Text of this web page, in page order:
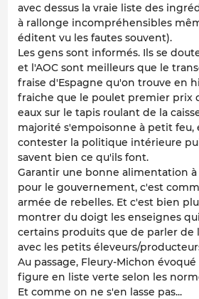
avec dessus la vraie liste des
à rallonge incompréhensibles
éditent vu les fautes souvent).
Les gens sont informés. Ils se
et l'AOC sont meilleurs que le
fraise d'Espagne qu'on trouve en
fraiche que le poulet premier prix
eaux sur le tapis roulant de la
majorité s'empoisonne à petit feu,
contester la politique intérieure
savent bien ce qu'ils font.
Garantir une bonne alimentation
pour le gouvernement, c'est
armée de rebelles. Et c'est bien
montrer du doigt les enseignes
certains produits que de parler de
avec les petits éleveurs/
Au passage, Fleury-Michon
figure en liste verte selon les
Et comme on ne s'en lasse pas...